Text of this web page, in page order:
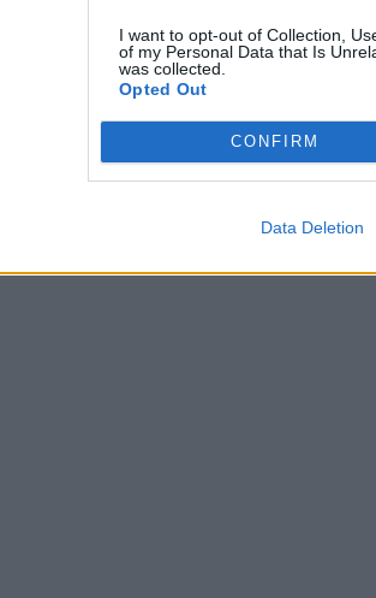
I want to opt-out of Collection,
of my Personal Data that Is
was collected.
Opted Out
CONFIRM
Data Deletion